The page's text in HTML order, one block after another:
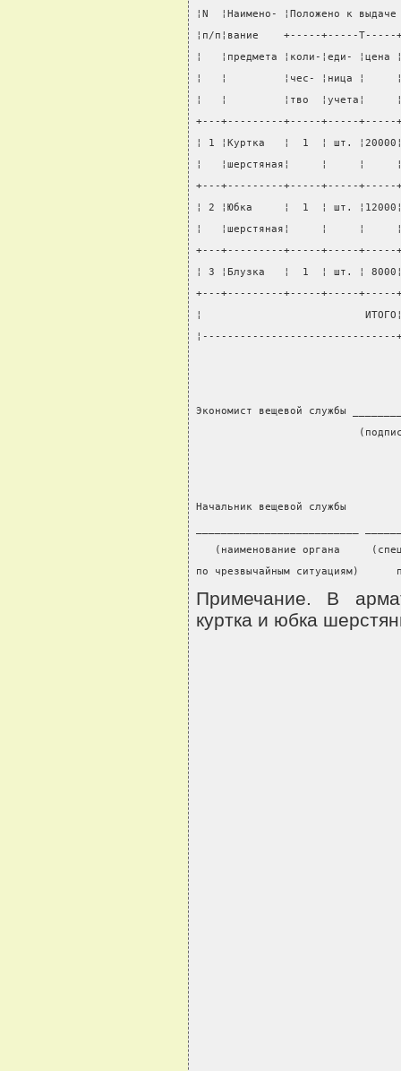
¦N  ¦Наимено- ¦Положено к
¦п/п¦вание    +-----+-----
¦   ¦предмета ¦коли-¦еди- ¦цена
¦   ¦         ¦чес- ¦ница ¦
¦   ¦         ¦тво  ¦учета¦
+---+---------+-----+-----
¦ 1 ¦Куртка   ¦  1  ¦ шт.
¦   ¦шерстяная¦     ¦     ¦
+---+---------+-----+-----+-----
¦ 2 ¦Юбка     ¦  1  ¦ шт.
¦   ¦шерстяная¦     ¦     ¦
+---+---------+-----+-----
¦ 3 ¦Блузка   ¦  1  ¦ шт. ¦
+---+---------+-----+-----
¦
¦-------------------------------
Экономист вещевой службы
Начальник вещевой службы
(наименование органа
по чрезвычайным ситуациям)
Примечание. В
куртка и юбка